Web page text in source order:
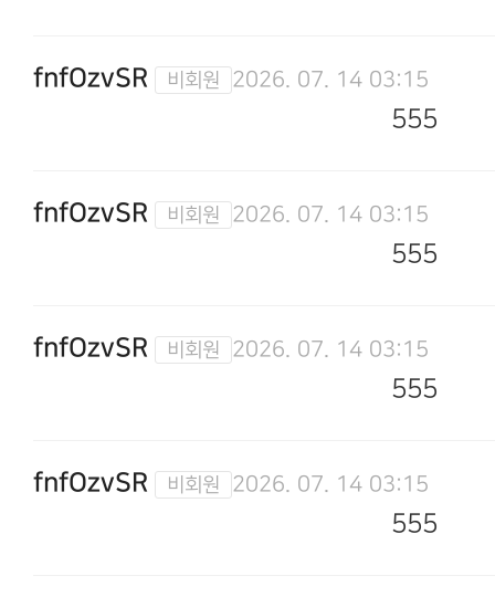
fnfOzvSR 2026. 07. 14 03:15
555
fnfOzvSR 2026. 07. 14 03:15
555
fnfOzvSR 2026. 07. 14 03:15
555
fnfOzvSR 2026. 07. 14 03:15
555